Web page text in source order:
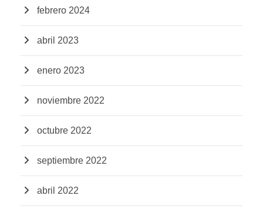
febrero 2024
abril 2023
enero 2023
noviembre 2022
octubre 2022
septiembre 2022
abril 2022